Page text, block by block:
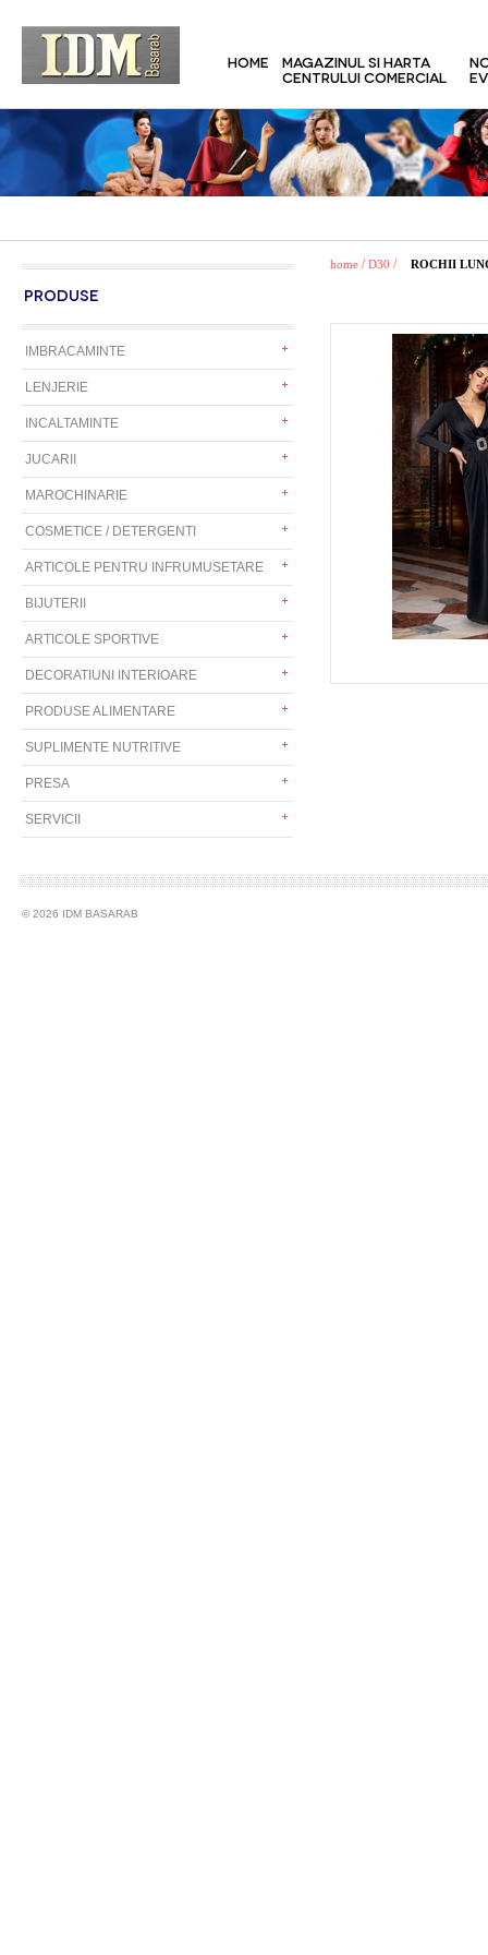
HOME
MAGAZINUL SI HARTA
CENTRULUI COMERCIAL
PRODUSE
IMBRACAMINTE
LENJERIE
INCALTAMINTE
JUCARII
MAROCHINARIE
COSMETICE / DETERGENTI
ARTICOLE PENTRU INFRUMUSETARE
BIJUTERII
ARTICOLE SPORTIVE
DECORATIUNI INTERIOARE
PRODUSE ALIMENTARE
SUPLIMENTE NUTRITIVE
PRESA
SERVICII
home / D30 / ROCHII
© 2026 IDM BASARAB